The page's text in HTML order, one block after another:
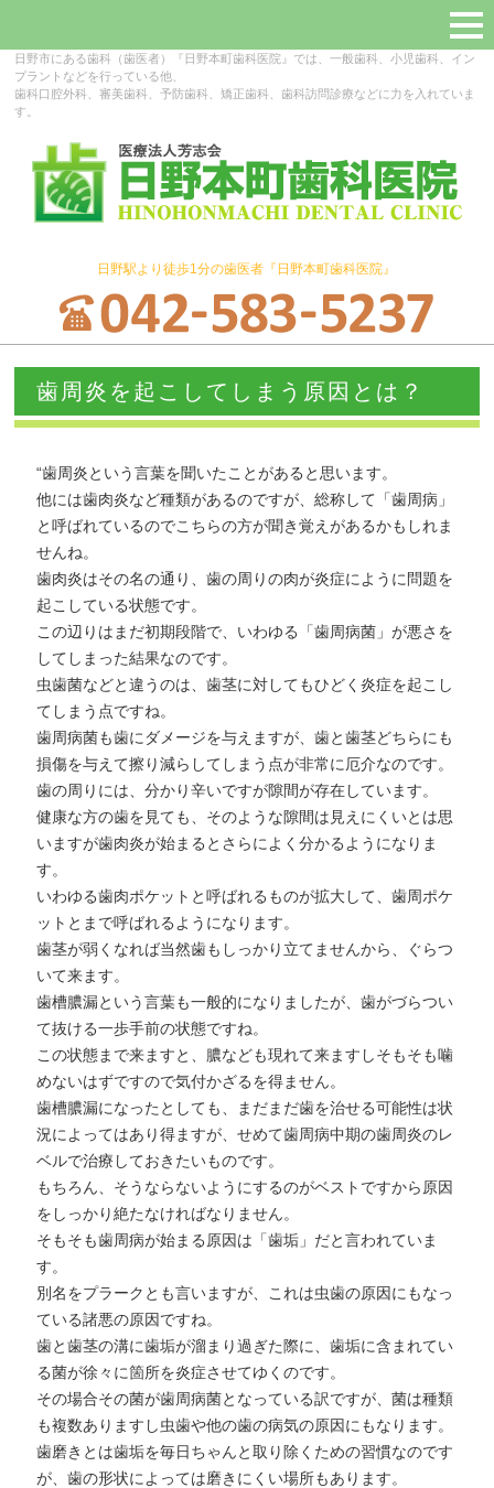
日野市にある歯科（歯医者）『日野本町歯科医院』では、一般歯科、小児歯科、イン
プラントなどを行っている他、
歯科口腔外科、審美歯科、予防歯科、矯正歯科、歯科訪問診療などに力を入れていま
す。
日野駅より徒歩1分の歯医者『日野本町歯科医院』
歯周炎を起こしてしまう原因とは？
“歯周炎という言葉を聞いたことがあると思います。
他には歯肉炎など種類があるのですが、総称して「歯周病」
と呼ばれているのでこちらの方が聞き覚えがあるかもしれま
せんね。
歯肉炎はその名の通り、歯の周りの肉が炎症にように問題を
起こしている状態です。
この辺りはまだ初期段階で、いわゆる「歯周病菌」が悪さを
してしまった結果なのです。
虫歯菌などと違うのは、歯茎に対してもひどく炎症を起こし
てしまう点ですね。
歯周病菌も歯にダメージを与えますが、歯と歯茎どちらにも
損傷を与えて擦り減らしてしまう点が非常に厄介なのです。
歯の周りには、分かり辛いですが隙間が存在しています。
健康な方の歯を見ても、そのような隙間は見えにくいとは思
いますが歯肉炎が始まるとさらによく分かるようになりま
す。
いわゆる歯肉ポケットと呼ばれるものが拡大して、歯周ポケ
ットとまで呼ばれるようになります。
歯茎が弱くなれば当然歯もしっかり立てませんから、ぐらつ
いて来ます。
歯槽膿漏という言葉も一般的になりましたが、歯がづらつい
て抜ける一歩手前の状態ですね。
この状態まで来ますと、膿なども現れて来ますしそもそも噛
めないはずですので気付かざるを得ません。
歯槽膿漏になったとしても、まだまだ歯を治せる可能性は状
況によってはあり得ますが、せめて歯周病中期の歯周炎のレ
ベルで治療しておきたいものです。
もちろん、そうならないようにするのがベストですから原因
をしっかり絶たなければなりません。
そもそも歯周病が始まる原因は「歯垢」だと言われていま
す。
別名をプラークとも言いますが、これは虫歯の原因にもなっ
ている諸悪の原因ですね。
歯と歯茎の溝に歯垢が溜まり過ぎた際に、歯垢に含まれてい
る菌が徐々に箇所を炎症させてゆくのです。
その場合その菌が歯周病菌となっている訳ですが、菌は種類
も複数ありますし虫歯や他の歯の病気の原因にもなります。
歯磨きとは歯垢を毎日ちゃんと取り除くための習慣なのです
が、歯の形状によっては磨きにくい場所もあります。